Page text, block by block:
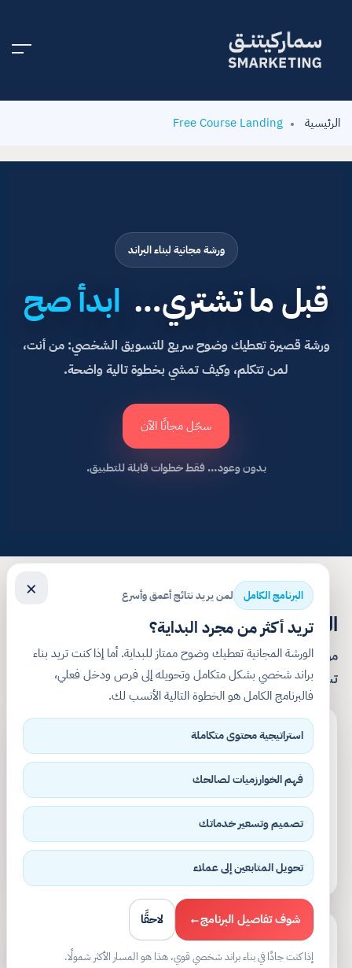
الرئيسية Free Course Landing
ورشة مجانية لبناء البراند
قبل ما تشتري… ابدأ صح
ورشة قصيرة تعطيك وضوح سريع للتسويق الشخصي: من أنت،
لمن تتكلم، وكيف تمشي بخطوة تالية واضحة.
سجّل مجانًا الآن
بدون وعود… فقط خطوات قابلة للتطبيق.
× البرنامج الكامل لمن يريد نتائج أعمق وأسرع
تريد أكثر من مجرد البداية؟
الورشة المجانية تعطيك وضوح ممتاز للبداية. أما إذا كنت تريد بناء
براند شخصي بشكل متكامل وتحويله إلى فرص ودخل فعلي،
فالبرنامج الكامل هو الخطوة التالية الأنسب لك.
استراتيجية محتوى متكاملة
فهم الخوارزميات لصالحك
تصميم وتسعير خدماتك
تحويل المتابعين إلى عملاء
شوف تفاصيل البرنامج← لاحقًا
إذا كنت جادًا في بناء براند شخصي قوي، هذا هو المسار الأكثر شمولًا.
الفرق اللي راح تحسّه بسرعة
مو “معلومات أكثر”… بل وضوح يخليك تعرف أنت وين، وإيش
تسوي بعدها.
✕ قبل الورشة
تنشر بدون اتجاه
✕ تعريف غير واضح عنك
✕ محتوى كثير… أثر قليل
تردد في الخطوة التالية
بعد الورشة